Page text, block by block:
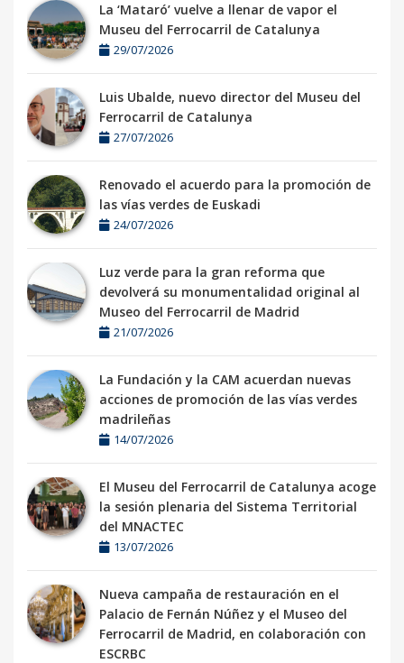
La ‘Mataró’ vuelve a llenar de vapor el
Museu del Ferrocarril de Catalunya
29/07/2026
Luis Ubalde, nuevo director del Museu del
Ferrocarril de Catalunya
27/07/2026
Renovado el acuerdo para la promoción de
las vías verdes de Euskadi
24/07/2026
Luz verde para la gran reforma que
devolverá su monumentalidad original al
Museo del Ferrocarril de Madrid
21/07/2026
La Fundación y la CAM acuerdan nuevas
acciones de promoción de las vías verdes
madrileñas
14/07/2026
El Museu del Ferrocarril de Catalunya acoge
la sesión plenaria del Sistema Territorial
del MNACTEC
13/07/2026
Nueva campaña de restauración en el
Palacio de Fernán Núñez y el Museo del
Ferrocarril de Madrid, en colaboración con
ESCRBC